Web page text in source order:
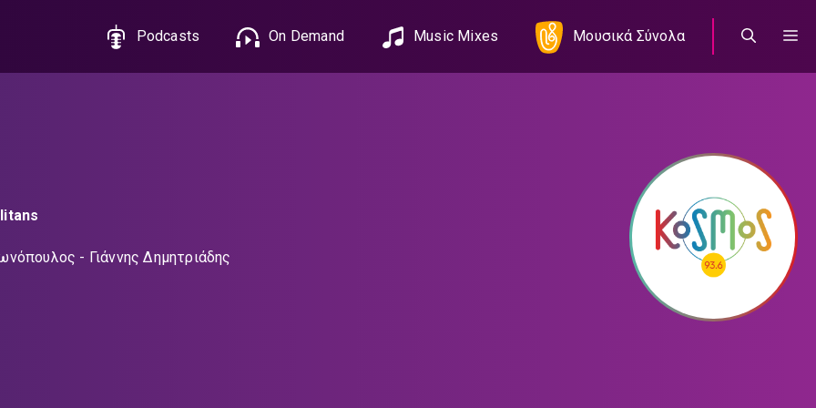
Podcasts On Demand Music Mixes Μουσικά Σύνολα
- Γιάννης Δημητριάδης